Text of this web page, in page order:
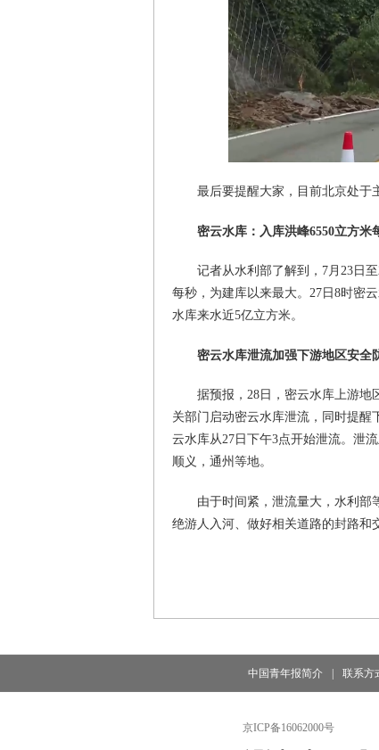
最后要提醒大家，目前北京处于
密云水库：入库洪峰6550立方米
记者从水利部了解到，7月23日
每秒，为建库以来最大。27日8时密
水库来水近5亿立方米。
密云水库泄流加强下游地区安全
据预报，28日，密云水库上游地
关部门启动密云水库泄流，同时提
云水库从27日下午3点开始泄流。泄
顺义，通州等地。
由于时间紧，泄流量大，水利部
绝游人入河、做好相关道路的封路和
中国青年报简介 | 联系方
京ICP备16062000号